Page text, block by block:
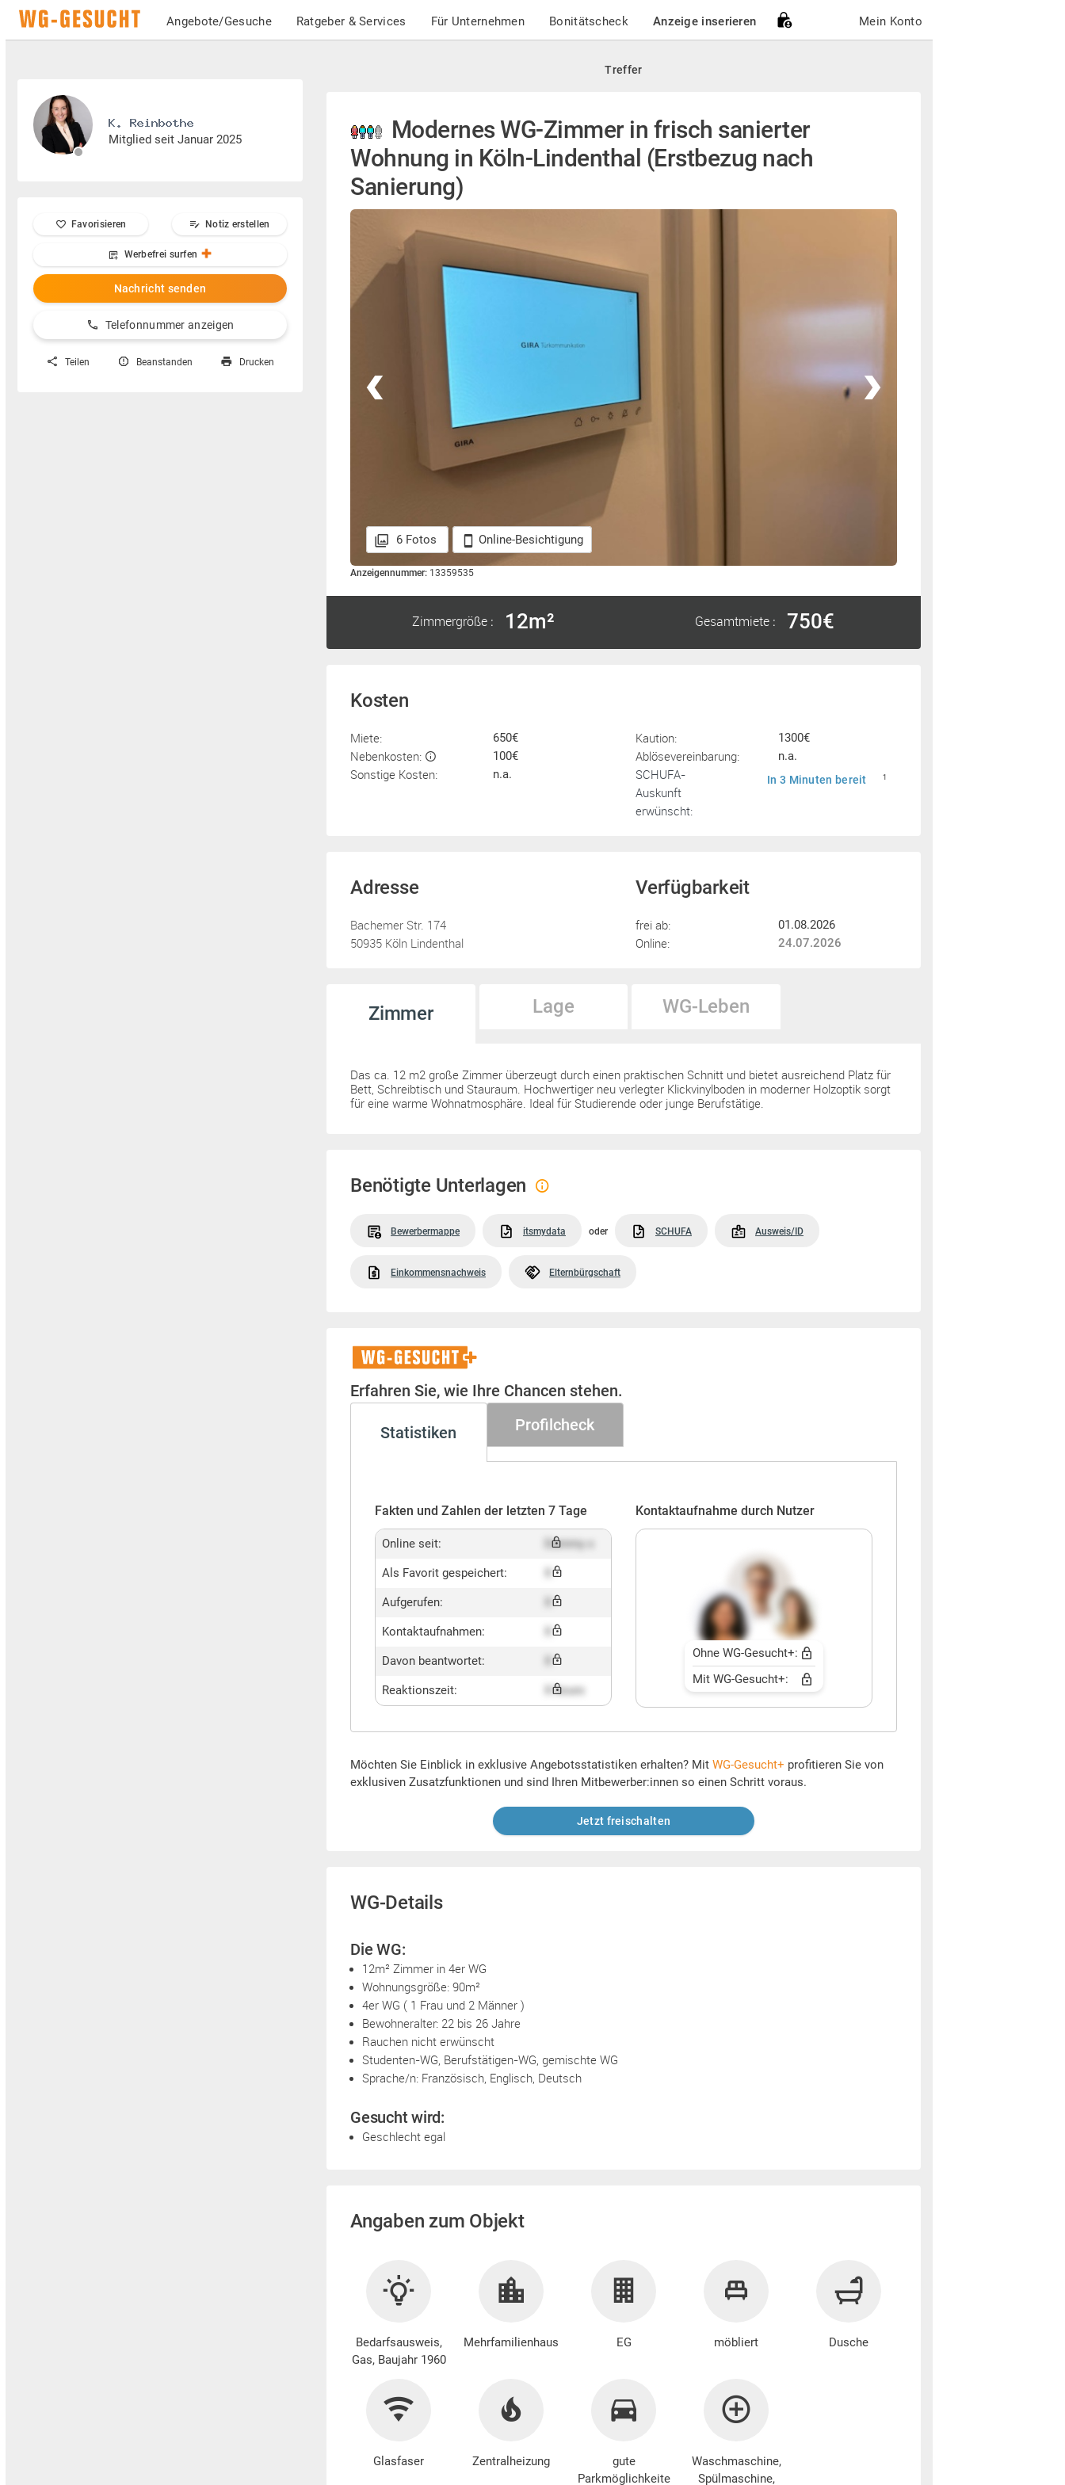
Angebote/Gesuche Ratgeber & Services Für Unternehmen Bonitätscheck Anzeige inserieren Mein Konto
Treffer
Modernes WG-Zimmer in frisch sanierter
Wohnung in Köln-Lindenthal (Erstbezug nach
Sanierung)
6 Fotos Online-Besichtigung
Anzeigennummer: 13359535
Zimmergröße : 12m² Gesamtmiete : 750€
Kosten
Miete: 650€
Nebenkosten: 100€
Sonstige Kosten: n.a.
Kaution: 1300€
Ablösevereinbarung: n.a.
SCHUFA-
Auskunft
erwünscht:
In 3 Minuten bereit 1
Adresse
Bachemer Str. 174
50935 Köln Lindenthal
Verfügbarkeit
frei ab: 01.08.2026
Online: 24.07.2026
Zimmer Lage WG-Leben
Das ca. 12 m2 große Zimmer überzeugt durch einen praktischen Schnitt und bietet ausreichend Platz für
Bett, Schreibtisch und Stauraum. Hochwertiger neu verlegter Klickvinylboden in moderner Holzoptik sorgt
für eine warme Wohnatmosphäre. Ideal für Studierende oder junge Berufstätige.
Benötigte Unterlagen
Bewerbermappe itsmydata oder SCHUFA Ausweis/ID
Einkommensnachweis Elternbürgschaft
WG-
Gesucht+
Erfahren Sie, wie Ihre Chancen stehen.
Statistiken Profilcheck
Fakten und Zahlen der letzten 7 Tage
Online seit: Dummy x
Als Favorit gespeichert:
Aufgerufen:
Kontaktaufnahmen:
Davon beantwortet:
Reaktionszeit: X hours
Kontaktaufnahme durch Nutzer
Ohne WG-Gesucht+:
Mit WG-Gesucht+:
Möchten Sie Einblick in exklusive Angebotsstatistiken erhalten? Mit WG-Gesucht+ profitieren Sie von
exklusiven Zusatzfunktionen und sind Ihren Mitbewerber:innen so einen Schritt voraus.
Jetzt freischalten
WG-Details
Die WG:
12m² Zimmer in 4er WG
Wohnungsgröße: 90m²
4er WG ( 1 Frau und 2 Männer )
Bewohneralter: 22 bis 26 Jahre
Rauchen nicht erwünscht
Studenten-WG, Berufstätigen-WG, gemischte WG
Sprache/n: Französisch, Englisch, Deutsch
Gesucht wird:
Geschlecht egal
Angaben zum Objekt
Bedarfsausweis,
Gas, Baujahr 1960
Mehrfamilienhaus EG möbliert Dusche
Glasfaser Zentralheizung
gute
Parkmöglichkeite
Waschmaschine,
Spülmaschine,
Mitglied seit Januar 2025
Favorisieren Notiz erstellen
Werbefrei surfen
Nachricht senden
Telefonnummer anzeigen
Teilen Beanstanden Drucken